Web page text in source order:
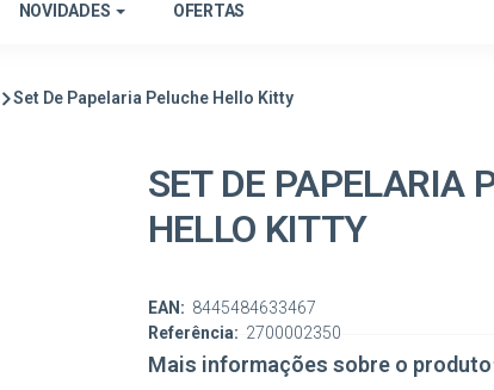
NOVIDADES OFERTAS
Set De Papelaria Peluche Hello Kitty
SET DE PAPELARIA
HELLO KITTY
Referência: 2700002350
EAN: 8445484633467
Mais informações sobre o produto